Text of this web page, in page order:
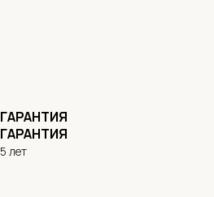
ГАРАНТИЯ
ГАРАНТИЯ
5 лет